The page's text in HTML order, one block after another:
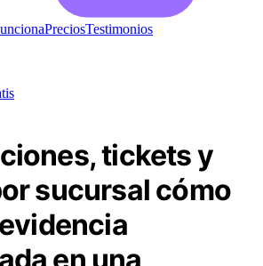
PreciosTestimonios
tickets y
sucursal cómo